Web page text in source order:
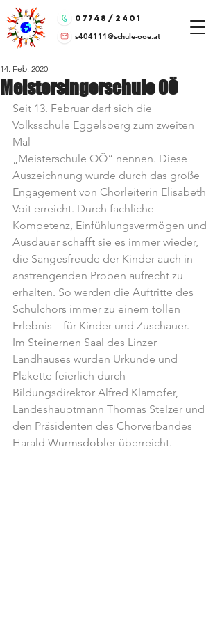
07748/2401
s404111@schule-ooe.at
Meistersingerschule OÖ
14. Feb. 2020
Seit 13. Februar darf sich die
Volksschule Eggelsberg zum zweiten
Mal
„Meisterschule OÖ“ nennen. Diese
Auszeichnung wurde durch das große
Engagement von Chorleiterin Elisabeth
Voit erreicht. Durch fachliche
Kompetenz, Einfühlungsvermögen und
Ausdauer schafft sie es immer wieder,
die Sangesfreude der Kinder auch in
anstrengenden Proben aufrecht zu
erhalten. So werden die Auftritte des
Schulchors immer zu einem tollen
Erlebnis – für Kinder und Zuschauer.
Im Steinernen Saal des Linzer
Landhauses wurden Urkunde und
Plakette feierlich durch
Bildungsdirektor Alfred Klampfer,
Landeshauptmann Thomas Stelzer und
den Präsidenten des Chorverbandes
Harald Wurmsdobler überreicht.